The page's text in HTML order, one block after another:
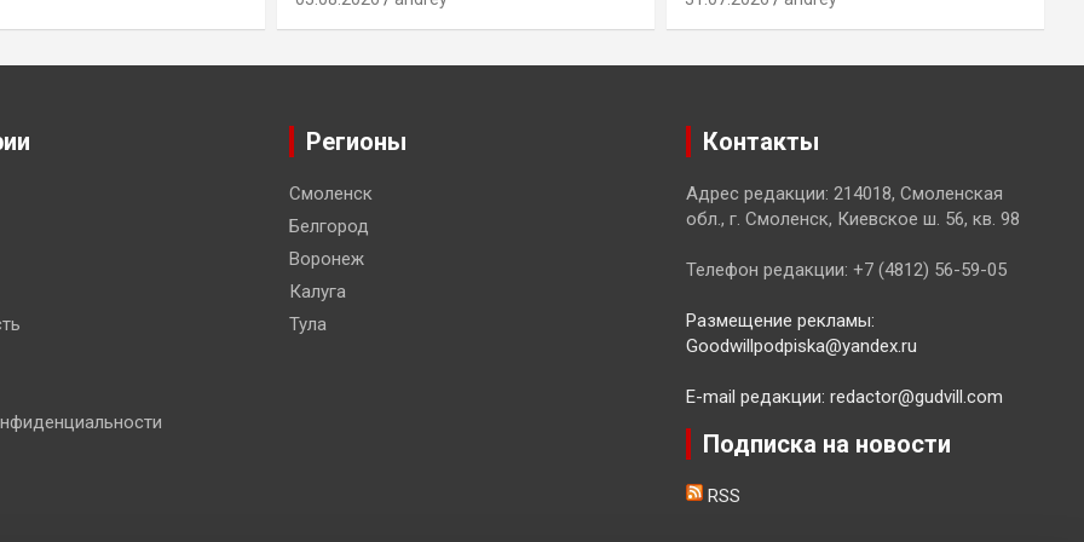
Регионы
Смоленск
Белгород
Воронеж
Калуга
Тула
Контакты
Адрес редакции: 214018, Смоленская
обл., г. Смоленск, Киевское ш. 56, кв. 98
Телефон редакции: +7 (4812) 56-59-05
Размещение рекламы:
Goodwillpodpiska@yandex.ru
E-mail редакции: redactor@gudvill.com
Подписка на новости
RSS